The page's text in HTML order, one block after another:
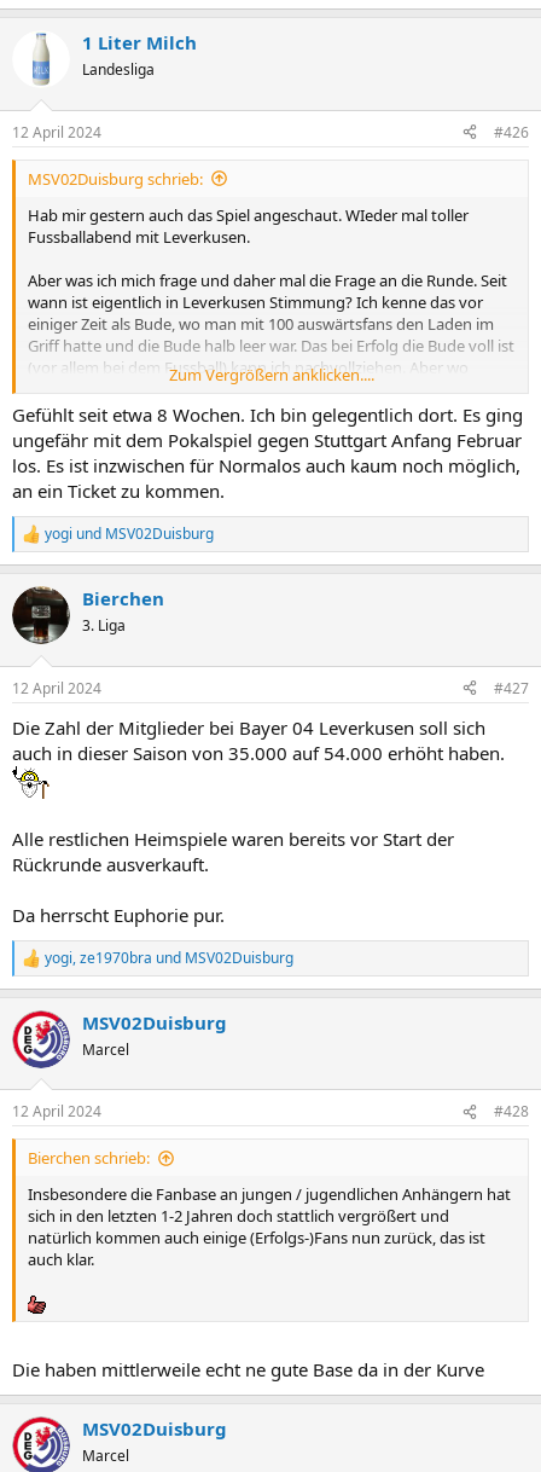
e
e
n
1 Liter Milch
Landesliga
12 April 2024 #426
MSV02Duisburg schrieb:
Hab mir gestern auch das Spiel angeschaut. WIeder mal toller
Fussballabend mit Leverkusen.
Aber was ich mich frage und daher mal die Frage an die Runde. Seit
wann ist eigentlich in Leverkusen Stimmung? Ich kenne das vor
einiger Zeit als Bude, wo man mit 100 auswärtsfans den Laden im
Griff hatte und die Bude halb leer war. Das bei Erfolg die Bude voll ist
(vor allem bei dem Fussball) kann ich nachvollziehen. Aber wo
kommt die Fanszene bei denen auf einmal her? und seit wann?
Zum Vergrößern anklicken....
Gefühlt seit etwa 8 Wochen. Ich bin gelegentlich dort. Es ging
ungefähr mit dem Pokalspiel gegen Stuttgart Anfang Februar
los. Es ist inzwischen für Normalos auch kaum noch möglich,
an ein Ticket zu kommen.
R
e
k
i
e
:
yogi und MSV02Duisburg
Bierchen
3. Liga
12 April 2024 #427
Die Zahl der Mitglieder bei Bayer 04 Leverkusen soll sich
auch in dieser Saison von 35.000 auf 54.000 erhöht haben.
Alle restlichen Heimspiele waren bereits vor Start der
Rückrunde ausverkauft.
Da herrscht Euphorie pur.
R
e
k
t
i
e
n
yogi,ze1970bra und MSV02Duisburg
MSV02Duisburg
Marcel
12 April 2024 #428
Bierchen schrieb:
Insbesondere die Fanbase an jungen / jugendlichen Anhängern hat
sich in den letzten 1-2 Jahren doch stattlich vergrößert und
natürlich kommen auch einige (Erfolgs-)Fans nun zurück, das ist
auch klar.
Die haben mittlerweile echt ne gute Base da in der Kurve
MSV02Duisburg
Marcel